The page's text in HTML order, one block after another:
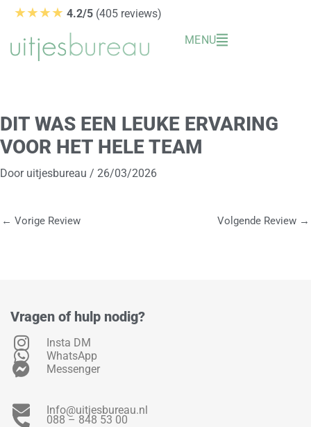
de
★★★★ 4.2/5 (405 reviews)
MENU
DIT WAS EEN LEUKE ERVARING
VOOR HET HELE TEAM
Door uitjesbureau / 26/03/2026
← Vorige Review Volgende Review →
Vragen of hulp nodig?
Insta DM
WhatsApp
Messenger
Info@uitjesbureau.nl
088 – 848 53 00